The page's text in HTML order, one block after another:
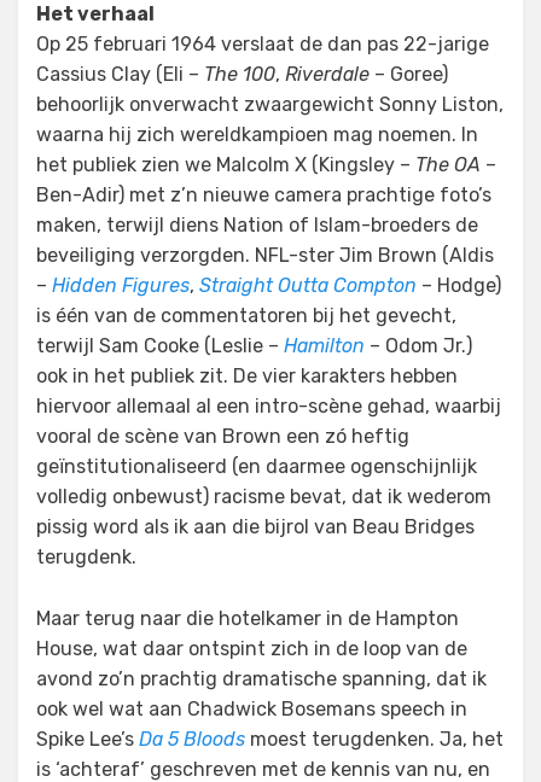
Het verhaal
Op 25 februari 1964 verslaat de dan pas 22-jarige
Cassius Clay (Eli – The 100, Riverdale – Goree)
behoorlijk onverwacht zwaargewicht Sonny Liston,
waarna hij zich wereldkampioen mag noemen. In
het publiek zien we Malcolm X (Kingsley – The OA –
Ben-Adir) met z’n nieuwe camera prachtige foto’s
maken, terwijl diens Nation of Islam-broeders de
beveiliging verzorgden. NFL-ster Jim Brown (Aldis
– Hidden Figures, Straight Outta Compton – Hodge)
is één van de commentatoren bij het gevecht,
terwijl Sam Cooke (Leslie – Hamilton – Odom Jr.)
ook in het publiek zit. De vier karakters hebben
hiervoor allemaal al een intro-scène gehad, waarbij
vooral de scène van Brown een zó heftig
geïnstitutionaliseerd (en daarmee ogenschijnlijk
volledig onbewust) racisme bevat, dat ik wederom
pissig word als ik aan die bijrol van Beau Bridges
terugdenk.
Maar terug naar die hotelkamer in de Hampton
House, wat daar ontspint zich in de loop van de
avond zo’n prachtig dramatische spanning, dat ik
ook wel wat aan Chadwick Bosemans speech in
Spike Lee’s Da 5 Bloods moest terugdenken. Ja, het
is ‘achteraf’ geschreven met de kennis van nu, en